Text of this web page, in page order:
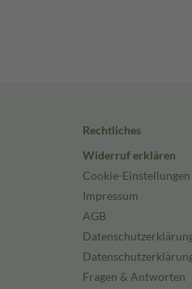
Rechtliches
Widerruf erklären
Cookie-Einstellungen
Impressum
AGB
Fragen & Antworten